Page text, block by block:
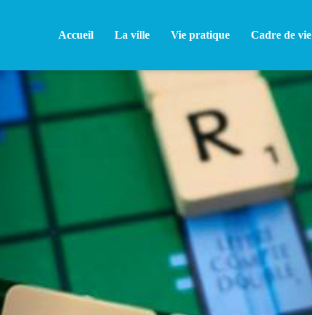
Accueil La ville Vie pratique Cadre de vie